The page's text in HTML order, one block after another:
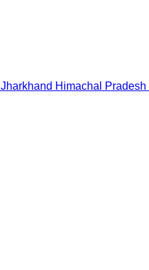
Jharkhand Himachal Pradesh